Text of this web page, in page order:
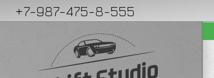
+7-987-475-8-555